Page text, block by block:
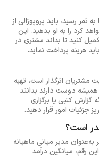
رسید، باید پروپوزالی از
کرد را به او بدهید. این
کنید تا بداند مشتری در
هزینه پرداخت نماید.
اثرگذار است، تهیه
دوست دارند بدانند
گزارش کتبی یا برگزاری
جزئیات امور قرار دهید.
است؟
مدیر میانی ماهیانه
رقم، میانگین درآمد